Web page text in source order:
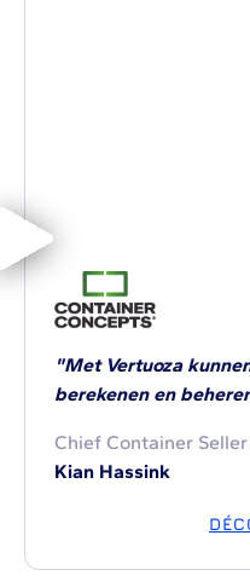
"Met Vertuoza
berekenen en
Chief Container Seller
Kian Hassink